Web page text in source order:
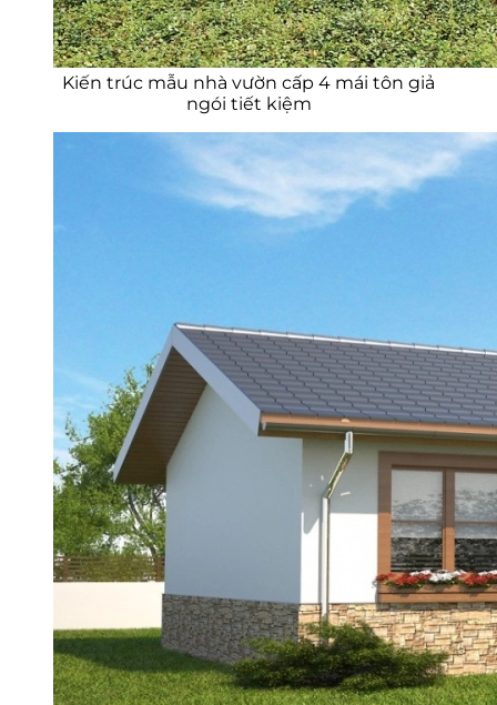
Kiến trúc mẫu nhà vườn cấp 4 mái tôn giả
ngói tiết kiệm